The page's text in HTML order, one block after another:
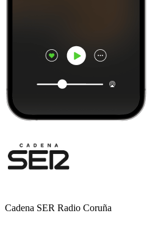
Cadena SER Radio Coruña